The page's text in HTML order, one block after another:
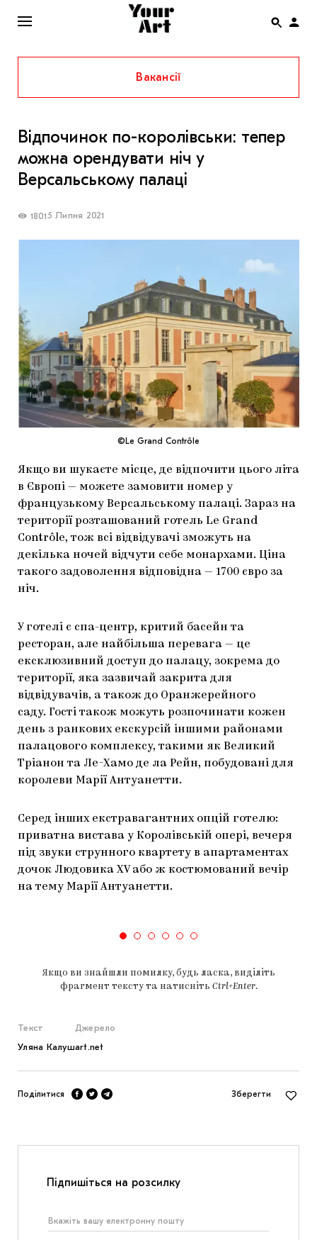
ENG
НОВИНИ
АФІША
ІНТЕРВ’Ю
THE UKRAINIAN PAVILION AT VENICE BIENNALE
2022
МАРІУПОЛЬСЬКІ МАРГІНАЛІЇ
ДОСЛІДНИЦЬКА ПЛАТФОРМА
ЗАПАЛЕННЯ
CARPATHIAN CULT ПРО РІЗДВЯНІ СВЯТА
Вакансії
Відпочинок по-королівськи: тепер
можна орендувати ніч у
Версальському палаці
18015 Липня 2021
©Le Grand Contrôle
Якщо ви шукаєте місце, де відпочити цього літа
в Європі — можете замовити номер у
французькому Версальському палаці. Зараз на
території розташований готель Le Grand
Contrôle, тож всі відвідувачі зможуть на
декілька ночей відчути себе монархами. Ціна
такого задоволення відповідна — 1700 євро за
ніч.
У готелі є спа-центр, критий басейн та
ресторан, але найбільша перевага — це
ексклюзивний доступ до палацу, зокрема до
території, яка зазвичай закрита для
відвідувачів, а також до Оранжерейного
саду. Гості також можуть розпочинати кожен
день з ранкових екскурсій іншими районами
палацового комплексу, такими як Великий
Тріанон та Ле-Хамо де ла Рейн, побудовані для
королеви Марії Антуанетти.
Серед інших екстравагантних опцій готелю:
приватна вистава у Королівській опері, вечеря
під звуки струнного квартету в апартаментах
дочок Людовика XV або ж костюмований вечір
на тему Марії Антуанетти.
Якщо ви знайшли помилку, будь ласка, виділіть
фрагмент тексту та натисніть Ctrl+Enter.
Текст
Уляна Калуш
Джерело
art.net
Поділитися Зберегти
Підпишіться на розсилку